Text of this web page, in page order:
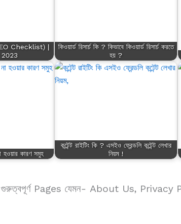
Checklist) |
2023
কিওয়ার্ড রিসার্চ কি ? কিভাবে কিওয়ার্ড রিসার্চ করতে
হয় ?
হওয়ার কারণ সমুহ
কন্টেন্ট রাইটিং কি ? এসইও ফ্রেন্ডলি কন্টেন্ট লেখার
নিয়ম !
গুরুত্বপূর্ণ Pages যেমন- About Us,